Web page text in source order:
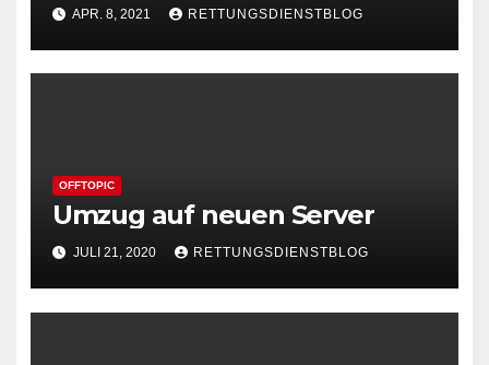
APR. 8, 2021 RETTUNGSDIENSTBLOG
OFFTOPIC
Umzug auf neuen Server
JULI 21, 2020 RETTUNGSDIENSTBLOG